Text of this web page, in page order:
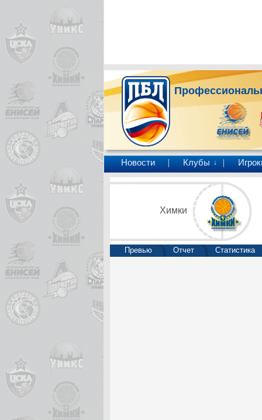
Новости Клубы ↓
Химки
Превью Отчет Статистика